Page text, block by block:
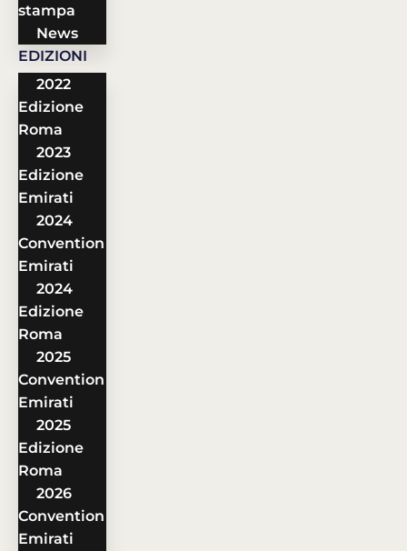
stampa
News
EDIZIONI
2022
Edizione
Roma
2023
Edizione
Emirati
2024
Convention
Emirati
2024
Edizione
Roma
2025
Convention
Emirati
2025
Edizione
Roma
2026
Convention
Emirati